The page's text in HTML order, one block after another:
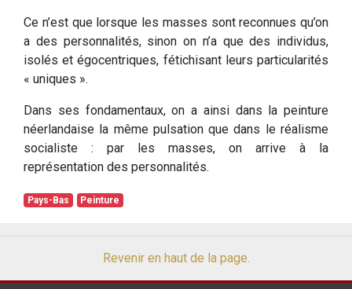
Ce n’est que lorsque les masses sont reconnues qu’on
a des personnalités, sinon on n’a que des individus,
isolés et égocentriques, fétichisant leurs particularités
« uniques ».
Dans ses fondamentaux, on a ainsi dans la peinture
néerlandaise la même pulsation que dans le réalisme
socialiste : par les masses, on arrive à la
représentation des personnalités.
Pays-Bas Peinture
Revenir en haut de la page.